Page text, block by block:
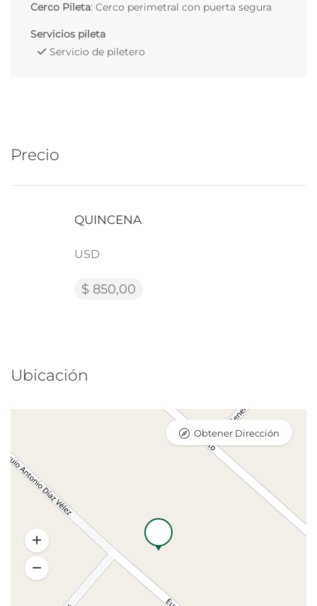
Cerco Pileta: Cerco perimetral con puerta segura
Servicios pileta
Servicio de piletero
Precio
QUINCENA
USD
$ 850,00
Ubicación
Obtener Dirección